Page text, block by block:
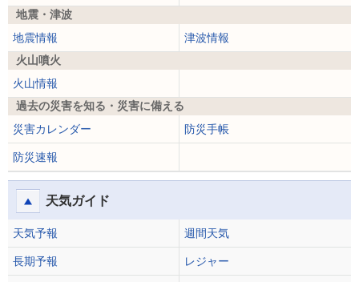
地震・津波
地震情報
津波情報
火山噴火
火山情報
過去の災害を知る・災害に備える
災害カレンダー
防災手帳
防災速報
天気ガイド
天気予報 週間天気
長期予報 レジャー